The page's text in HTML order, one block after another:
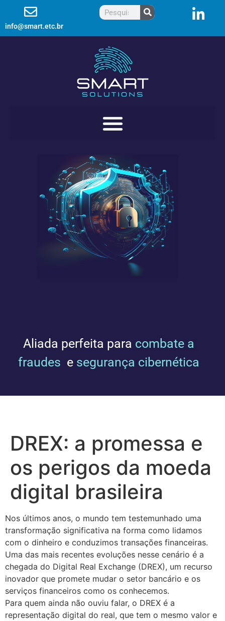
info@smart.etc.br
Aliada perfeita para combate a
fraudes e segurança cibernética
DREX: a promessa e
os perigos da moeda
digital brasileira
Nos últimos anos, o mundo tem testemunhado uma
transformação significativa na forma como lidamos
com o dinheiro e conduzimos transações financeiras.
Uma das mais recentes evoluções nesse cenário é a
chegada do Digital Real Exchange (DREX), um recurso
inovador que promete mudar o setor bancário e os
serviços financeiros como os conhecemos.
Para quem ainda não ouviu falar, o DREX é a
representação digital do real, que tem o mesmo valor e